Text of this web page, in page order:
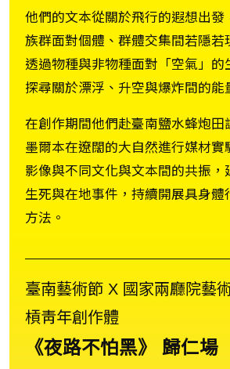
他們的文本從關於飛行的遐想出發
族群面對個體、群體交集間若隱若
透過物種與非物種面對「空氣」的
探尋關於漂浮、升空與爆炸間的能
在創作期間他們赴臺南鹽水蜂炮田
墨爾本在遼闊的大自然進行媒材實
影像與不同文化與文本間的共振，
生死與在地事件，持續開展具身體
方法。
臺南藝術節 X 國家兩廳院
槓靑年創作體
《夜路不怕黑》 歸仁場